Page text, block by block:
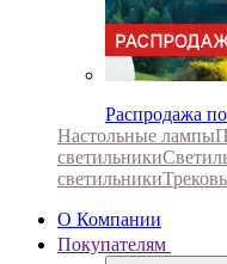
Распродажа
Настольные лампы
светильники
светильники
О Компании
Покупателям